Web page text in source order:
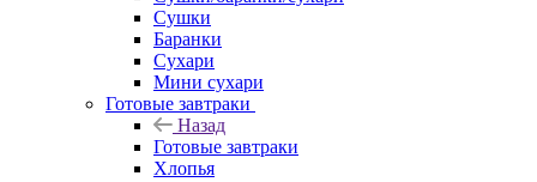
Сушки
Баранки
Сухари
Мини сухари
Готовые завтраки
Назад
Готовые завтраки
Хлопья